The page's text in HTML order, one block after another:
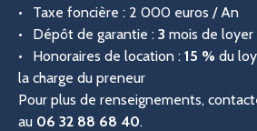
Taxe foncière : 2 000 euros / An
Dépôt de garantie : 3 mois de loyer
Honoraires de location : 15 % du
la charge du preneur
Pour plus de renseignements,
au 06 32 88 68 40.